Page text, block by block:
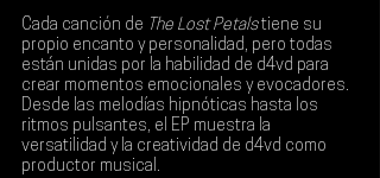
Cada canción de The Lost Petals tiene su
propio encanto y personalidad, pero todas
están unidas por la habilidad de d4vd para
crear momentos emocionales y evocadores.
Desde las melodías hipnóticas hasta los
ritmos pulsantes, el EP muestra la
versatilidad y la creatividad de d4vd como
productor musical.